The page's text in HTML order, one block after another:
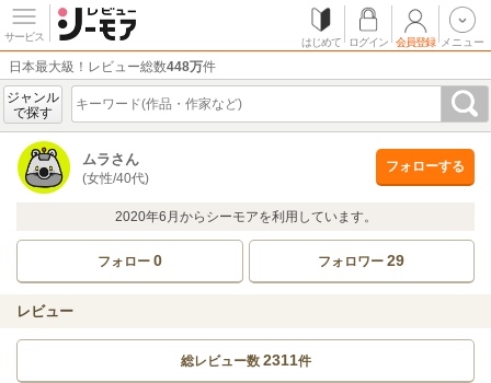
サービス はじめて ログイン 会員登録 メニュー
日本最大級！レビュー総数448万件
ジャンル
で探す
ムラさん
(女性/40代)
フォローする
2020年6月からシーモアを利用しています。
フォロー 0 フォロワー29
レビュー
総レビュー数 2311件